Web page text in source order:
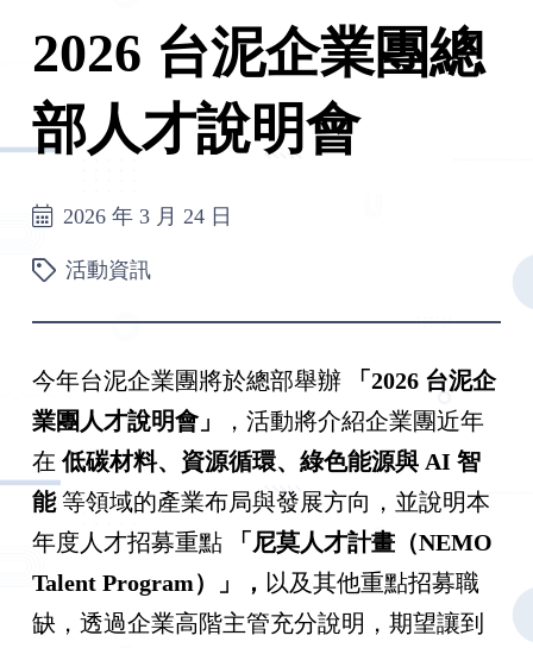
2026 台泥企業團總
部人才說明會
2026 年 3 月 24 日
活動資訊
今年台泥企業團將於總部舉辦 「2026 台泥企
業團人才說明會」
，活動將介紹企業團近年
在低碳材料、資源循環、綠色能源與 AI 智
能等領域的產業布局與發展方向，並說明本
年度人才招募重點
「尼莫人才計畫（NEMO
Talent Program）」， 以及其他重點招募職
缺，透過企業高階主管充分說明，期望讓到